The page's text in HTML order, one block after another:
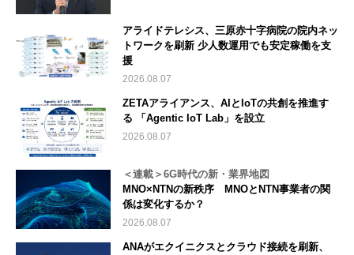
アライドテレシス、三原赤十字病院の院内ネッ
トワークを刷新 少人数運用でも安定稼働を支
援
2026.08.07
ZETAアライアンス、AIとIoTの共創を推進す
る 「Agentic IoT Lab」を設立
2026.08.07
＜連載＞6G時代の新・業界地図
MNO×NTNの新秩序 MNOとNTN事業者の関
係は変化するか？
2026.08.07
ANAがエクイニクスとクラウド接続を刷新、